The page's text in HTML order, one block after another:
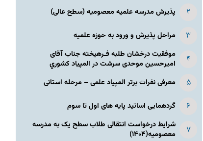
پذیرش مدرسه علمیه معصومیه‌ (سطح عالی)
مراحل پذیرش و ورود به حوزه علمیه
موفقیت درخشان طلبه فـرهیخته جناب آقای
امیرحسین موحدی سرشت در المپياد كشوري
معرفی نفرات برتر المپیاد علمی – مرحله استانی
گردهمایی اساتید پایه های اول تا سوم
شرایط درخواست انتقالی طلاب سطح یک به مدرسه
معصومیه(۱۴۰۴)